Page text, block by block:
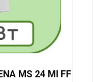
MS 24 MI FF